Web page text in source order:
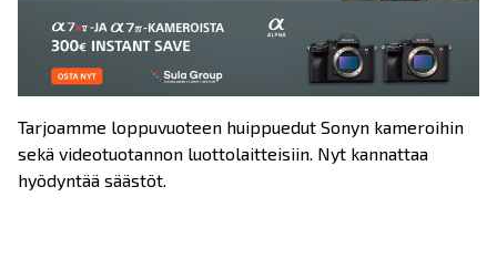
Tarjoamme loppuvuoteen huippuedut Sonyn kameroihin
sekä videotuotannon luottolaitteisiin. Nyt kannattaa
hyödyntää säästöt.